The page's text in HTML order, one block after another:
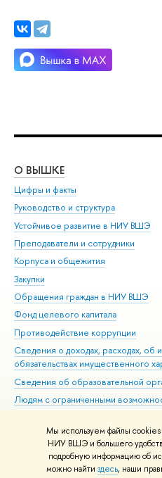
Мы используем файлы cookies
НИУ ВШЭ и большего
подробную информацию об
можно найти здесь, наши
О ВЫШКЕ
Цифры и факты
Руководство и структура
Устойчивое развитие в НИУ ВШЭ
Преподаватели и сотрудники
Корпуса и общежития
Закупки
Обращения граждан в НИУ ВШЭ
Фонд целевого капитала
Противодействие коррупции
Сведения о доходах, расходах, об
обязательствах имущественного
Сведения об образовательной
Людям с ограниченными
Работа в Вышке